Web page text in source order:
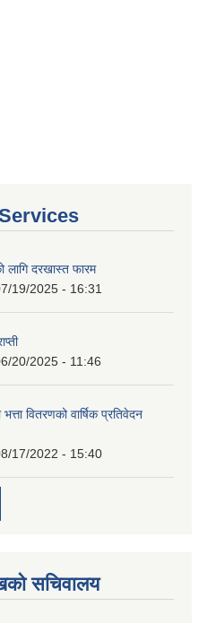
लागि दरखास्त फारम
19/2025 - 16:31
20/2025 - 11:46
वितरणको वार्षिक प्रतिवेदन
17/2022 - 15:40
सचिवालय